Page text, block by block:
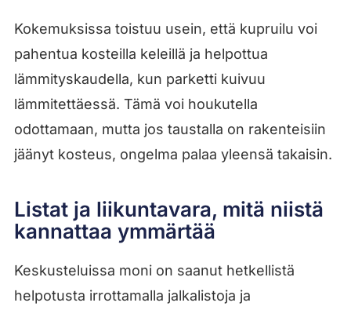
Kokemuksissa toistuu usein, että kupruilu voi
pahentua kosteilla keleillä ja helpottua
lämmityskaudella, kun parketti kuivuu
lämmitettäessä. Tämä voi houkutella
odottamaan, mutta jos taustalla on rakenteisiin
jäänyt kosteus, ongelma palaa yleensä takaisin.
Listat ja liikuntavara, mitä niistä
kannattaa ymmärtää
Keskusteluissa moni on saanut hetkellistä
helpotusta irrottamalla jalkalistoja ja